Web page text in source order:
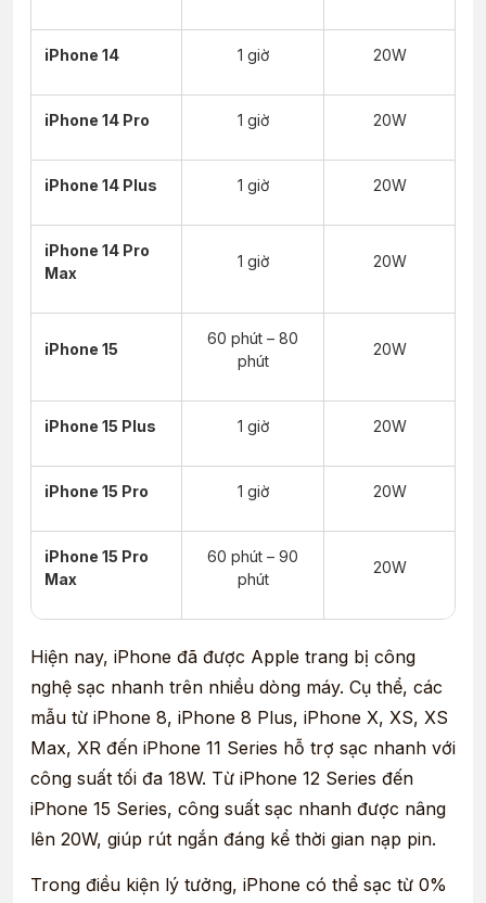
iPhone 14 1 giờ 20W
iPhone 14 Pro 1 giờ 20W
iPhone 14 Plus 1 giờ 20W
iPhone 14 Pro
Max
1 giờ 20W
iPhone 15
60 phút – 80
phút
20W
iPhone 15 Plus 1 giờ 20W
iPhone 15 Pro 1 giờ 20W
iPhone 15 Pro
Max
60 phút – 90
phút
20W
Hiện nay, iPhone đã được Apple trang bị công
nghệ sạc nhanh trên nhiều dòng máy. Cụ thể, các
mẫu từ iPhone 8, iPhone 8 Plus, iPhone X, XS, XS
Max, XR đến iPhone 11 Series hỗ trợ sạc nhanh với
công suất tối đa 18W. Từ iPhone 12 Series đến
iPhone 15 Series, công suất sạc nhanh được nâng
lên 20W, giúp rút ngắn đáng kể thời gian nạp pin.
Trong điều kiện lý tưởng, iPhone có thể sạc từ 0%